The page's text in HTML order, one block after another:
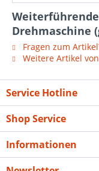
Drehmaschine
Fragen zum
Weitere Artikel
Service Hotline
Shop Service
Informationen